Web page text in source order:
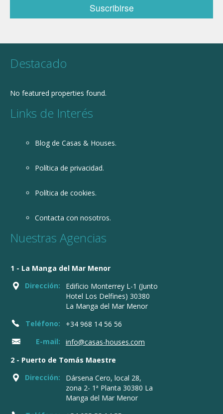
Destacado
No featured properties found.
Links de Interés
Blog de Casas & Houses.
Política de privacidad.
Política de cookies.
Contacta con nosotros.
Nuestras Agencias
1 - La Manga del Mar Menor
Dirección:
Edificio Monterrey L-1 (Junto
Hotel Los Delfines) 30380
La Manga del Mar Menor
Teléfono:
+34 968 14 56 56
E-mail:
info@casas-houses.com
2 - Puerto de Tomás Maestre
Dirección:
Dársena Cero, local 28,
zona 2- 1ª Planta 30380 La
Manga del Mar Menor